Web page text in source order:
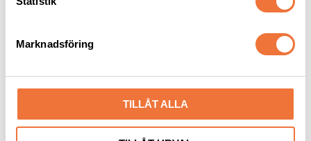
Marknadsföring
TILLÅT ALLA